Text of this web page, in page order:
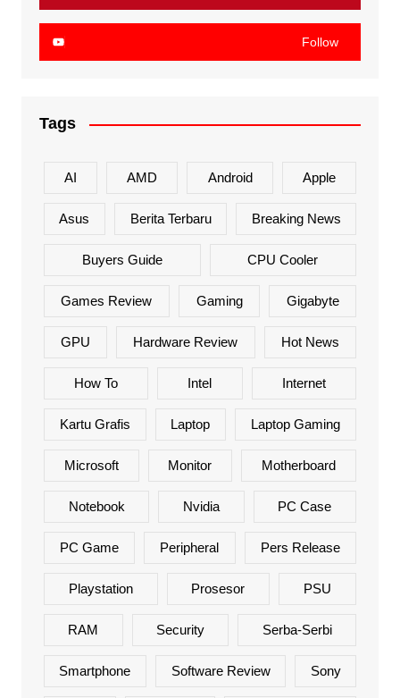
Follow
Tags
AI AMD Android Apple
Asus Berita Terbaru Breaking News
Buyers Guide CPU Cooler
Games Review Gaming Gigabyte
GPU Hardware Review Hot News
How To Intel Internet
Kartu Grafis Laptop Laptop Gaming
Microsoft Monitor Motherboard
Notebook Nvidia PC Case
PC Game Peripheral Pers Release
Playstation Prosesor PSU
RAM Security Serba-Serbi
Smartphone Software Review Sony